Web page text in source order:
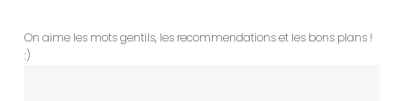
On aime les mots gentils, les recommendations et les bons plans !
:)